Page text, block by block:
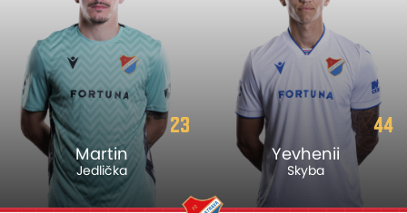
23
Martin
Jedlička
44
Yevhenii
Skyba